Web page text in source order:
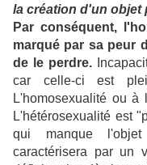
la création d'un objet
Par conséquent,
marqué par sa peur
de le perdre.
car celle-ci est
L'homosexualité ou à
L'hétérosexualité est
qui manque l'objet
caractérisera par un